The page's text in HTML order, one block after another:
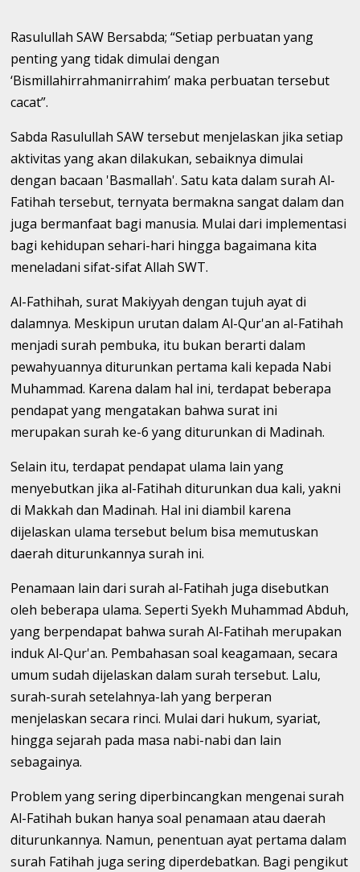
Rasulullah SAW Bersabda; “Setiap perbuatan yang
penting yang tidak dimulai dengan
‘Bismillahirrahmanirrahim’ maka perbuatan tersebut
cacat”.
Sabda Rasulullah SAW tersebut menjelaskan jika setiap
aktivitas yang akan dilakukan, sebaiknya dimulai
dengan bacaan 'Basmallah'. Satu kata dalam surah Al-
Fatihah tersebut, ternyata bermakna sangat dalam dan
juga bermanfaat bagi manusia. Mulai dari implementasi
bagi kehidupan sehari-hari hingga bagaimana kita
meneladani sifat-sifat Allah SWT.
Al-Fathihah, surat Makiyyah dengan tujuh ayat di
dalamnya. Meskipun urutan dalam Al-Qur'an al-Fatihah
menjadi surah pembuka, itu bukan berarti dalam
pewahyuannya diturunkan pertama kali kepada Nabi
Muhammad. Karena dalam hal ini, terdapat beberapa
pendapat yang mengatakan bahwa surat ini
merupakan surah ke-6 yang diturunkan di Madinah.
Selain itu, terdapat pendapat ulama lain yang
menyebutkan jika al-Fatihah diturunkan dua kali, yakni
di Makkah dan Madinah. Hal ini diambil karena
dijelaskan ulama tersebut belum bisa memutuskan
daerah diturunkannya surah ini.
Penamaan lain dari surah al-Fatihah juga disebutkan
oleh beberapa ulama. Seperti Syekh Muhammad Abduh,
yang berpendapat bahwa surah Al-Fatihah merupakan
induk Al-Qur'an. Pembahasan soal keagamaan, secara
umum sudah dijelaskan dalam surah tersebut. Lalu,
surah-surah setelahnya-lah yang berperan
menjelaskan secara rinci. Mulai dari hukum, syariat,
hingga sejarah pada masa nabi-nabi dan lain
sebagainya.
Problem yang sering diperbincangkan mengenai surah
Al-Fatihah bukan hanya soal penamaan atau daerah
diturunkannya. Namun, penentuan ayat pertama dalam
surah Fatihah juga sering diperdebatkan. Bagi pengikut